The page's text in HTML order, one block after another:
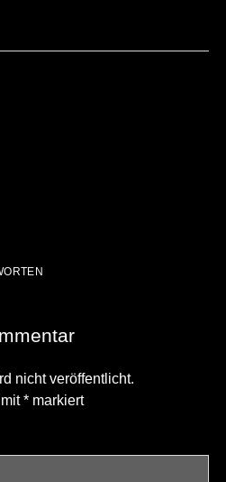
nicht veröffentlicht.
*markiert